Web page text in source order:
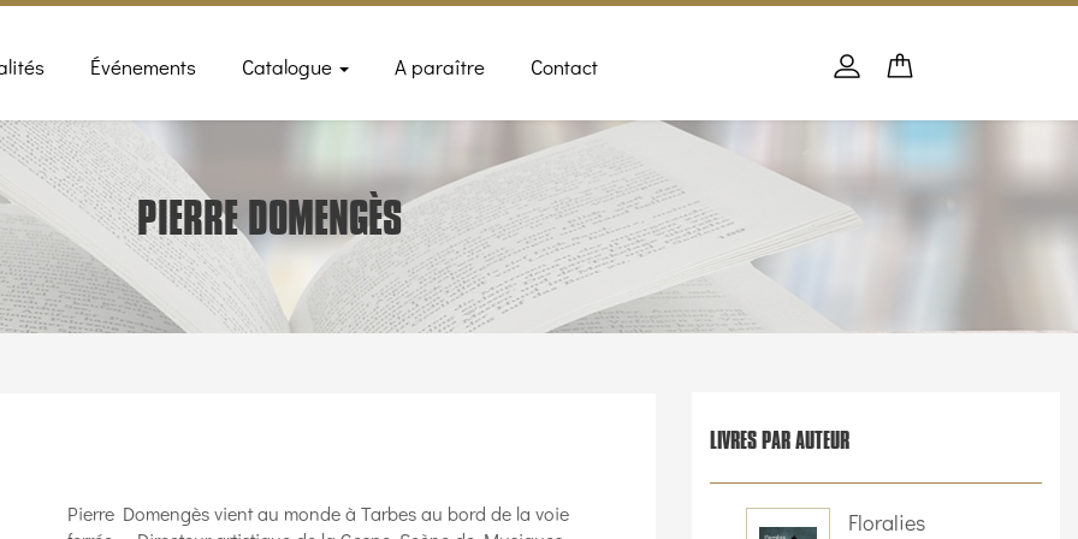
Événements Catalogue A paraître Contact
Panier
Se connecter
PANIER
PIERRE DOMENGÈS
Pierre Domengès vient au monde à Tarbes au bord de la voie
LIVRES PAR AUTEUR
Floralies